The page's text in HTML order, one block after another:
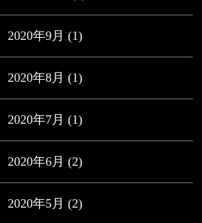
2020年9月 (1)
2020年8月 (1)
2020年7月 (1)
2020年6月 (2)
2020年5月 (2)